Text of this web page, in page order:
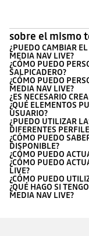
sobre el mismo
¿PUEDO CAMBIAR
MEDIA NAV LIVE?
¿CÓMO PUEDO
SALPICADERO?
¿CÓMO PUEDO
MEDIA NAV LIVE?
¿ES NECESARIO
¿QUÉ ELEMENTOS
USUARIO?
¿PUEDO UTILIZAR
DIFERENTES
¿CÓMO PUEDO
DISPONIBLE?
¿CÓMO PUEDO
¿CÓMO PUEDO
LIVE?
¿CÓMO PUEDO
¿QUÉ HAGO SI
MEDIA NAV LIVE?